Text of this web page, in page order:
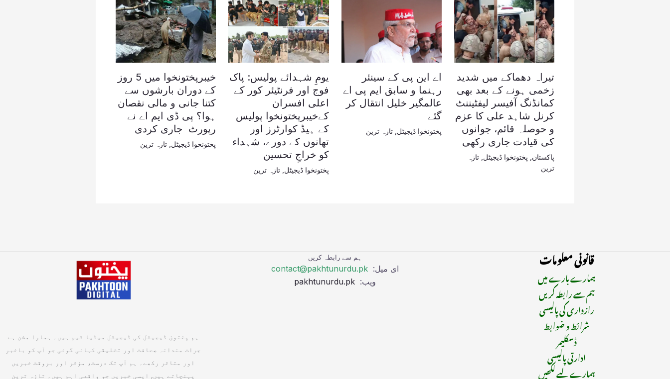
تیراہ دھماکے میں شدید
زخمی ہونے کے بعد بھی
کمانڈنگ آفیسر لیفٹیننٹ
کرنل شاہد علی کا عزم
و حوصلہ قائم، جوانوں
کی قیادت جاری رکھی
پاکستان پختونخوا ڈیجیٹل تازہ
ترین
اے این پی کے سینئر
رہنما و سابق ایم پی اے
عالمگیر خلیل انتقال کر
گئے
پختونخوا ڈیجیٹل ,تازہ ترین
یومِ شہدائے پولیس: پاک
فوج اور فرنٹیئر کور کے
اعلی افسران
کےخیبرپختونخوا پولیس
کے ہیڈ کوارٹرز اور
تھانوں کے دورے، شہداء
کو خراجِ تحسین
پختونخوا ڈیجیٹل ,تازہ ترین
خیبرپختونخوا میں 5 روز
کے دوران بارشوں سے
کتنا جانی و مالی نقصان
ہوا؟ پی ڈی ایم اے نے
رپورٹ جاری کردی
پختونخوا ڈیجیٹل تازہ ترین
قانونی معلومات
ہمارے بارے میں
ہم سے رابطہ کریں
رازداری کی پالیسی
شرائط و ضوابط
ڈسکلیمر
ادارتی پالیسی
ہمارے لیے لکھیں
ہم سے رابطہ کریں
ای میل: contact@pakhtunurdu.pk
ویب:
ہم پختون ڈیجیٹل کی ڈیجیٹل میڈیا ٹیم ہیں۔ ہمارا مشن ہے
جرات مندانہ صحافت اور تخلیقی کہانی گوئی جو آپ کو باخبر
اور متاثر رکھے۔ ہم آپ تک درست، مؤثر اور بروقت خبریں
پہنچاتے ہیں, ایسی خبریں جو واقعی اہم ہیں۔ تازہ ترین